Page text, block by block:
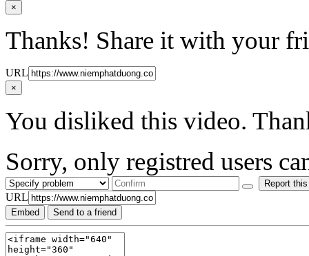
×
Thanks! Share it with your
URL
×
You disliked this video.
Sorry, only registred users
Report
URL
Embed Send to a friend